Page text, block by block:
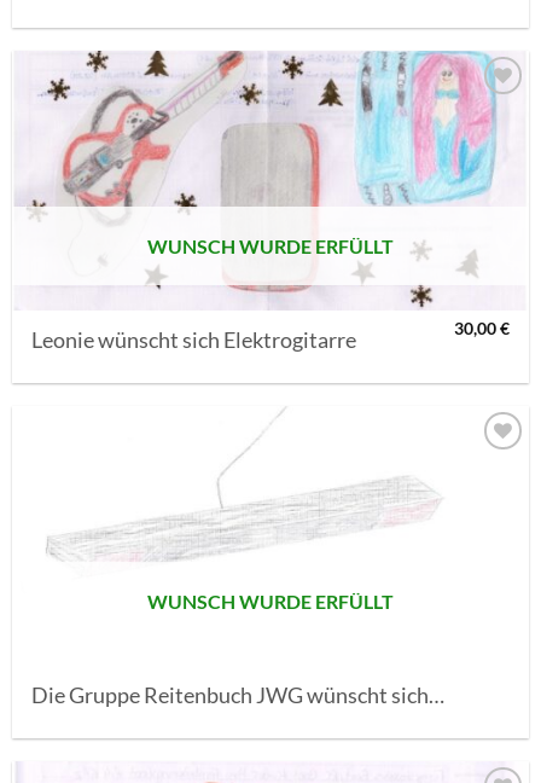
AUF MEINE
MERKLISTE
SETZEN
WUNSCH WURDE ERFÜLLT
Leonie wünscht sich Elektrogitarre 30,00€
MERKLISTE
WUNSCH WURDE ERFÜLLT
Die Gruppe Reitenbuch JWG wünscht sich…